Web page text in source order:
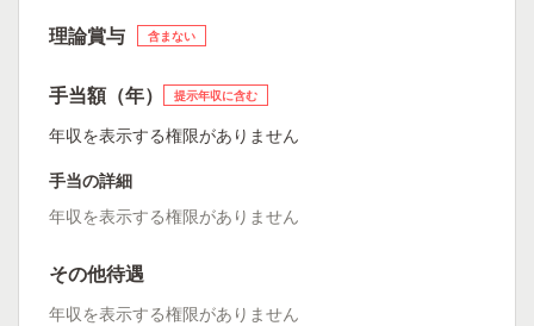
理論賞与 含まない
手当額（年） 提示年収に含む
年収を表示する権限がありません
手当の詳細
年収を表示する権限がありません
その他待遇
年収を表示する権限がありません